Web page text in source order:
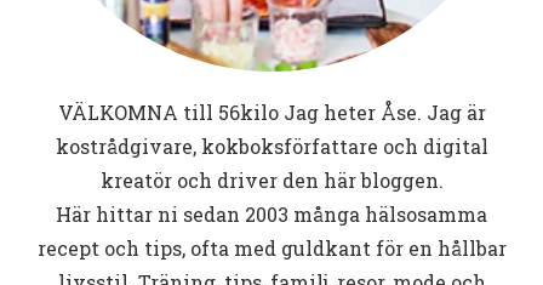
VÄLKOMNA till 56kiloJag heter Åse. Jag är
kostrådgivare, kokboksförfattare och digital
kreatör och driver den här bloggen.
Här hittar ni sedan 2003 många hälsosamma
recept och tips, ofta med guldkant för en hållbar